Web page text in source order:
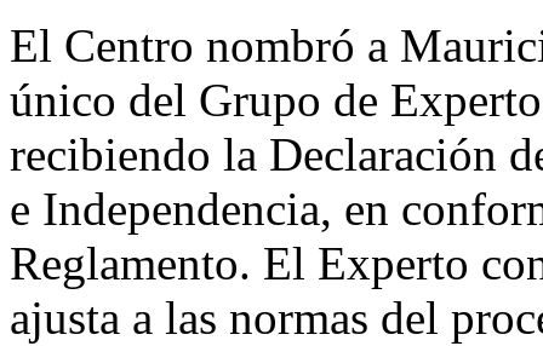
El Centro nombró a
único del Grupo de
recibiendo la Declaración
e Independencia, en
Reglamento. El Experto
ajusta a las normas del